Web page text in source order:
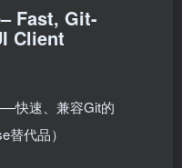
Fast, Git-
Client
快速、兼容Git的
代品）